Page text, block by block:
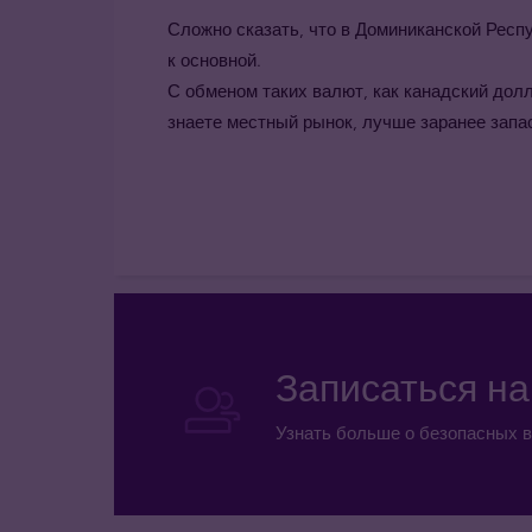
Сложно сказать, что в Доминиканской
к основной.
С обменом таких валют, как канадский
знаете местный рынок, лучше заранее
Записаться
Узнать больше о безопасных